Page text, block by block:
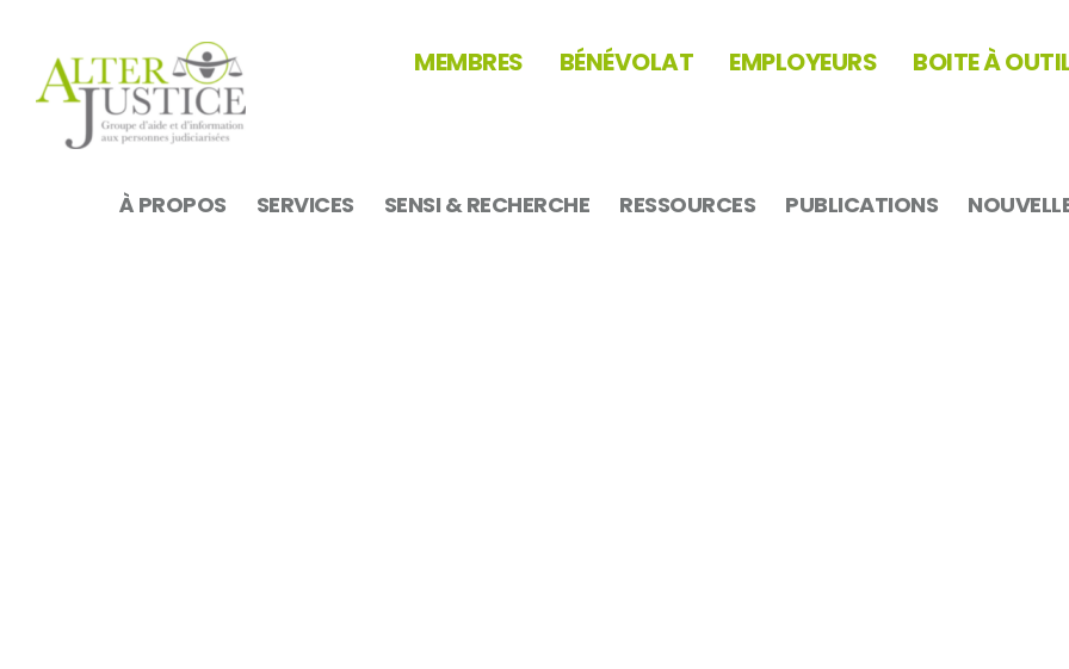
MEMBRES BÉNÉVOLAT EMPLOYEURS BOITE À
À PROPOS SERVICES SENSI & RECHERCHE RESSOURCES PUBLICATIONS